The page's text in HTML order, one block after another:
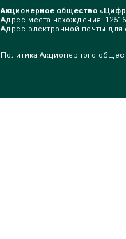
Акционерное общество
Адрес места нахождения:
Адрес электронной почты
Политика Акционерного